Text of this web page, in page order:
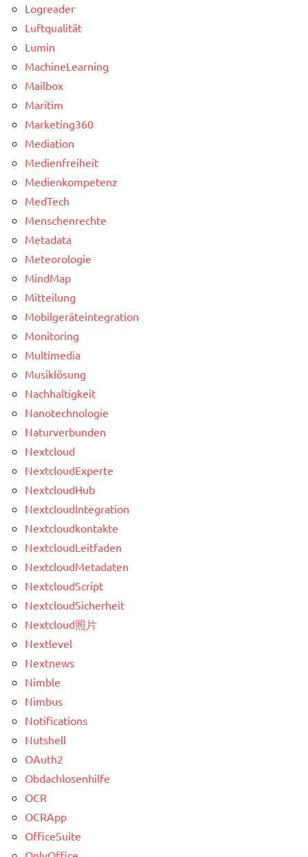
Logreader
Luftqualität
Lumin
MachineLearning
Mailbox
Maritim
Marketing360
Mediation
Medienfreiheit
Medienkompetenz
MedTech
Menschenrechte
Metadata
Meteorologie
MindMap
Mitteilung
Mobilgeräteintegration
Monitoring
Multimedia
Musiklösung
Nachhaltigkeit
Nanotechnologie
Naturverbunden
Nextcloud
NextcloudExperte
NextcloudHub
NextcloudIntegration
Nextcloudkontakte
NextcloudLeitfaden
NextcloudMetadaten
NextcloudScript
NextcloudSicherheit
Nextcloud照片
Nextlevel
Nextnews
Nimble
Nimbus
Notifications
Nutshell
OAuth2
Obdachlosenhilfe
OCR
OCRApp
OfficeSuite